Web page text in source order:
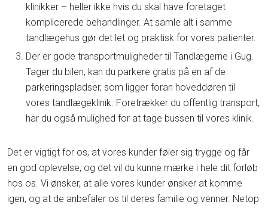
klinikker – heller ikke hvis du skal have foretaget
komplicerede behandlinger. At samle alt i samme
tandlægehus gør det let og praktisk for vores patienter.
Der er gode transportmuligheder til Tandlægerne i Gug.
Tager du bilen, kan du parkere gratis på en af de
parkeringspladser, som ligger foran hoveddøren til
vores tandlægeklinik. Foretrækker du offentlig transport,
har du også mulighed for at tage bussen til vores klinik.
Det er vigtigt for os, at vores kunder føler sig trygge og får
en god oplevelse, og det vil du kunne mærke i hele dit forløb
hos os. Vi ønsker, at alle vores kunder ønsker at komme
igen, og at de anbefaler os til deres familie og venner. Netop